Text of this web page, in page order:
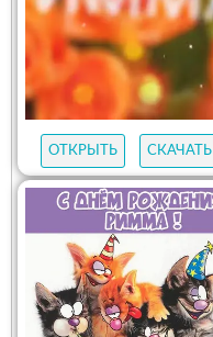
ОТКРЫТЬ СКАЧАТЬ